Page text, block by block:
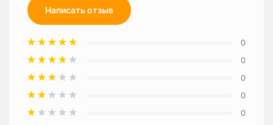
Написать отзыв
0
0
0
0
0